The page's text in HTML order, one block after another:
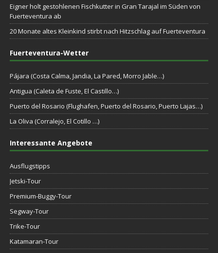
Eigner holt gestohlenen Fischkutter in Gran Tarajal im Süden von
Fuerteventura ab
20 Monate altes Kleinkind stirbt nach Hitzschlag auf Fuerteventura
Fuerteventura-Wetter
Pájara (Costa Calma, Jandia, La Pared, Morro Jable…)
Antigua (Caleta de Fuste, El Castillo…)
Puerto del Rosario (Flughafen, Puerto del Rosario, Puerto Lajas…)
La Oliva (Corralejo, El Cotillo …)
Interessante Angebote
Ausflugstipps
Jetski-Tour
Premium-Buggy-Tour
Segway-Tour
Trike-Tour
Katamaran-Tour